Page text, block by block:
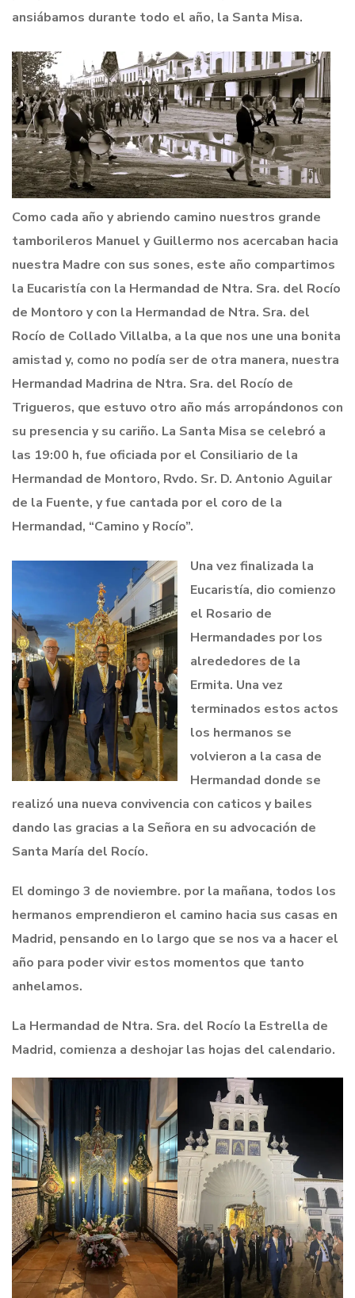
ansiábamos durante todo el año, la Santa Misa.
Como cada año y abriendo camino nuestros grande
tamborileros Manuel y Guillermo nos acercaban hacia
nuestra Madre con sus sones, este año compartimos
la Eucaristía con la Hermandad de Ntra. Sra. del Rocío
de Montoro y con la Hermandad de Ntra. Sra. del
Rocío de Collado Villalba, a la que nos une una bonita
amistad y, como no podía ser de otra manera, nuestra
Hermandad Madrina de Ntra. Sra. del Rocío de
Trigueros, que estuvo otro año más arropándonos con
su presencia y su cariño. La Santa Misa se celebró a
las 19:00 h, fue oficiada por el Consiliario de la
Hermandad de Montoro, Rvdo. Sr. D. Antonio Aguilar
de la Fuente, y fue cantada por el coro de la
Hermandad, “Camino y Rocío”.
Una vez finalizada la
Eucaristía, dio comienzo
el Rosario de
Hermandades por los
alrededores de la
Ermita. Una vez
terminados estos actos
los hermanos se
volvieron a la casa de
Hermandad donde se
realizó una nueva convivencia con caticos y bailes
dando las gracias a la Señora en su advocación de
Santa María del Rocío.
El domingo 3 de noviembre. por la mañana, todos los
hermanos emprendieron el camino hacia sus casas en
Madrid, pensando en lo largo que se nos va a hacer el
año para poder vivir estos momentos que tanto
anhelamos.
La Hermandad de Ntra. Sra. del Rocío la Estrella de
Madrid, comienza a deshojar las hojas del calendario.